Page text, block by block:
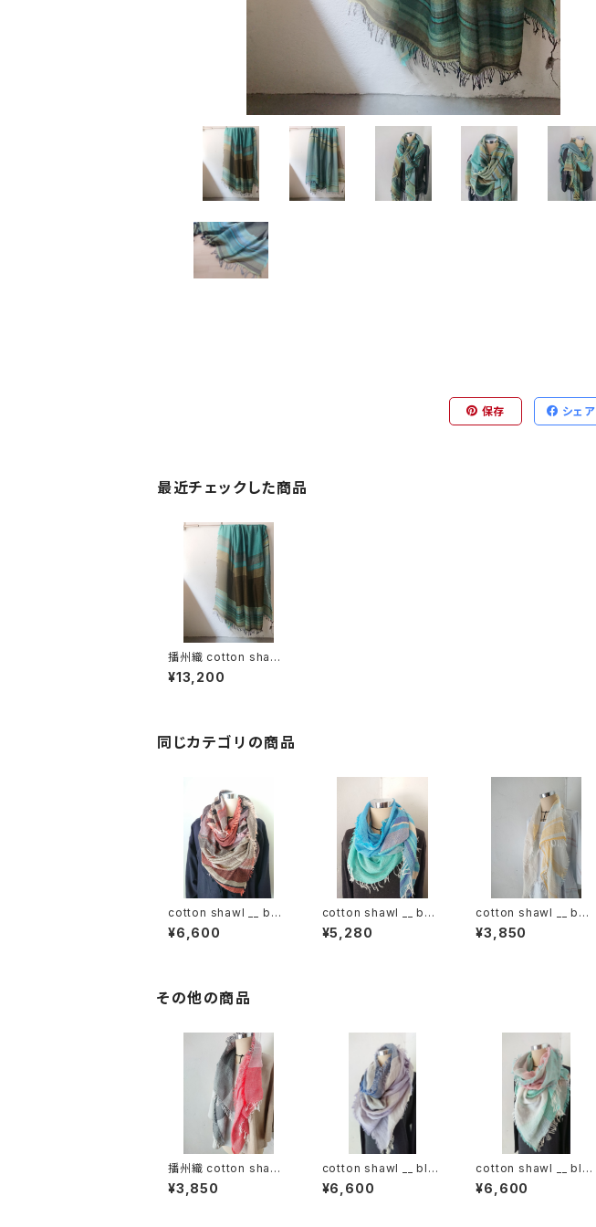
保存 シェア
最近チェックした商品
播州織 cotton shawl
__ border 220-120
初霜GK
¥13,200
同じカテゴリの商品
cotton shawl __ bor
der 220
¥6,600
cotton shawl __ bor
der 160 海嶺w
¥5,280
cotton shawl __ bor
der 120 蒲公英w
¥3,850
その他の商品
播州織 cotton shawl
__ block 120
¥3,850
cotton shawl __ blo
ck 220
¥6,600
cotton shawl __ blo
ck 220
¥6,600